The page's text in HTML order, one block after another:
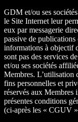
GDM et/ou ses
le Site Internet leur
eux par messagerie
passive de
informations à objectif
sont pas des services
et/ou ses sociétés
Membres. L’utilisation
fins personnelles et
réservés aux Membres
présentes conditions
(ci-après les « CGUV